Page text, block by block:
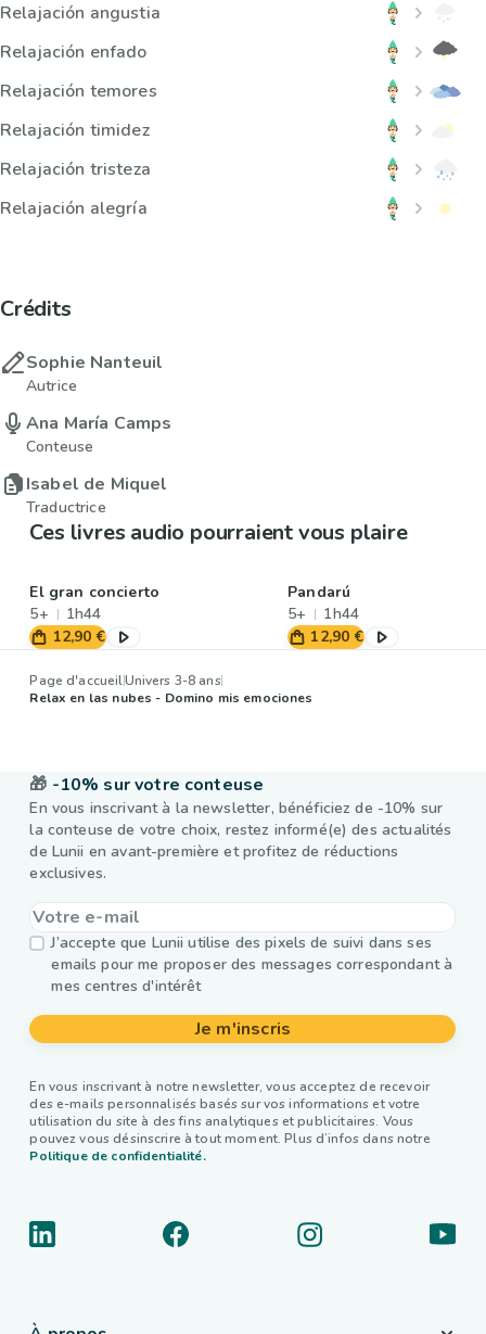
Relajación angustia
Relajación enfado
Relajación temores
Relajación timidez
Relajación tristeza
Relajación alegría
Crédits
Sophie Nanteuil
Autrice
Ana María Camps
Conteuse
Isabel de Miquel
Traductrice
Ces livres audio pourraient vous plaire
El gran concierto
5+
1h44
12,90 €
Pandarú
5+
1h44
12,90 €
Page d'accueilUnivers 3-8 ans
Relax en las nubes - Domino mis emociones
🎁 -10% sur votre conteuse
En vous inscrivant à la newsletter, bénéficiez de -10% sur
la conteuse de votre choix, restez informé(e) des actualités
de Lunii en avant-première et profitez de réductions
exclusives.
J’accepte que Lunii utilise des pixels de suivi dans ses
emails pour me proposer des messages correspondant à
mes centres d'intérêt
Je m'inscris
En vous inscrivant à notre newsletter, vous acceptez de recevoir
des e-mails personnalisés basés sur vos informations et votre
utilisation du site à des fins analytiques et publicitaires. Vous
pouvez vous désinscrire à tout moment. Plus d’infos dans notre
Politique de confidentialité.